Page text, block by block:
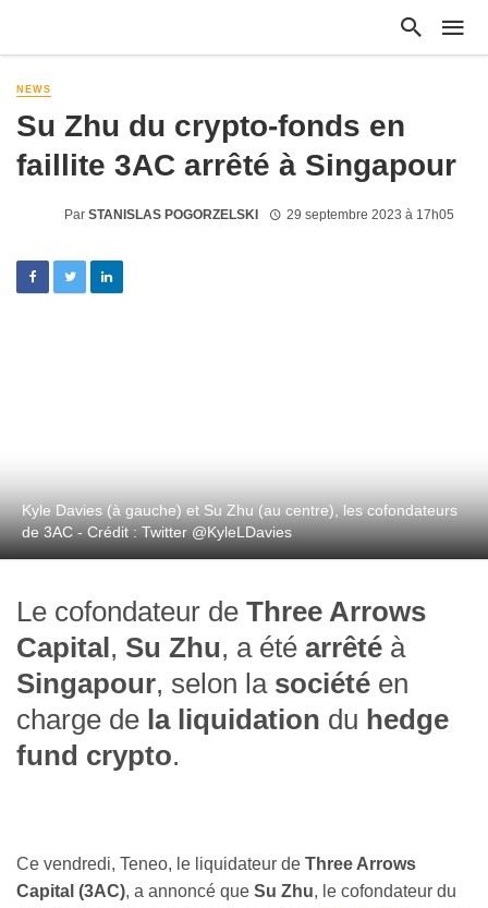
NEWS
Su Zhu du crypto-fonds en
faillite 3AC arrêté à Singapour
Par STANISLAS POGORZELSKI 29 septembre 2023 à 17h05
Kyle Davies (à gauche) et Su Zhu (au centre), les cofondateurs
de 3AC - Crédit : Twitter @KyleLDavies
Le cofondateur de Three Arrows
Capital , Su Zhu, a été arrêté à
Singapour, selon la société en
charge de la liquidation du hedge
fund crypto.
Ce vendredi, Teneo, le liquidateur de Three Arrows
Capital (3AC), a annoncé que Su Zhu, le cofondateur du